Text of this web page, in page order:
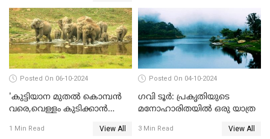
Posted On 06-10-2024
'കുട്ടിയാന മുതല്‍ കൊമ്പന്‍
വരെ,വെള്ളം കുടിക്കാന്‍
ആനക്കുളത്തെ
1 Min Read View All
Posted On 04-10-2024
ഗവി ടൂർ: പ്രകൃതിയുടെ
മനോഹാരിതയിൽ ഒരു യാത്ര
3 Min Read View All